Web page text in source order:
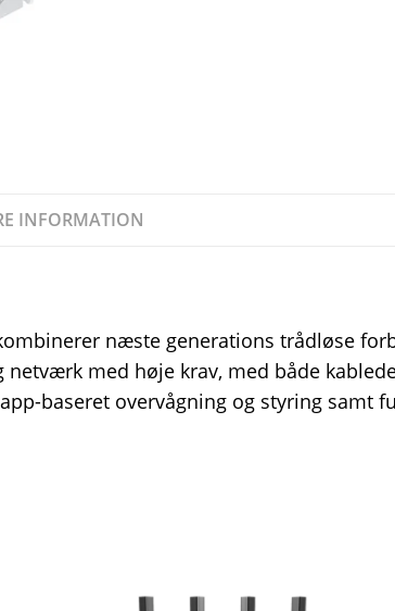
INFORMATION
kombinerer næste generations trådløse
med høje krav, med både
baseret overvågning og styring samt